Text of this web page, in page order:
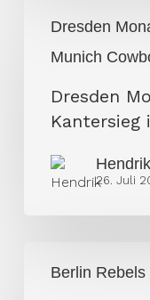
Richtung
Dresden
Munich
Monarchs
feiern
Dresden
Kantersieg
Hendrik
26. Juli
Berlin Rebels
verstärken